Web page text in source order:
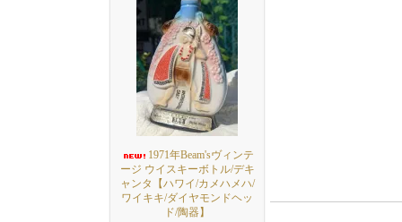
1971年Beam'sヴィンテ
ージ ウイスキーボトル/デキ
ャンタ【ハワイ/カメハメハ/
ワイキキ/ダイヤモンドヘッ
ド/陶器】